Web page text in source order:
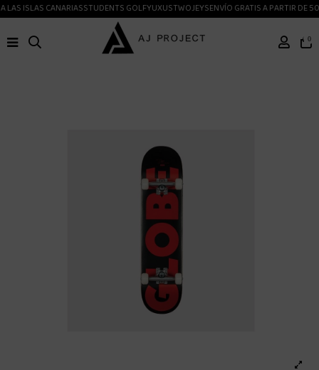
ISLAS CANARIASSTUDENTS GOLFYUXUSTWOJEYSENVÍO GRATIS A PARTIR DE
0